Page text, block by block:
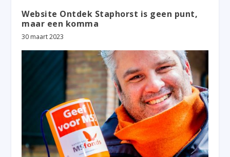
Website Ontdek Staphorst is geen punt,
maar een komma
30 maart 2023